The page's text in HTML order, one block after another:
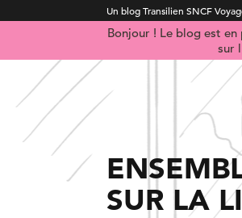
Un blog Transilien SNCF
Bonjour ! Le blog est
sur
SUR LA